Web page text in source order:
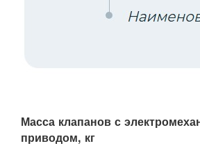
Масса клапанов с
приводом, кг